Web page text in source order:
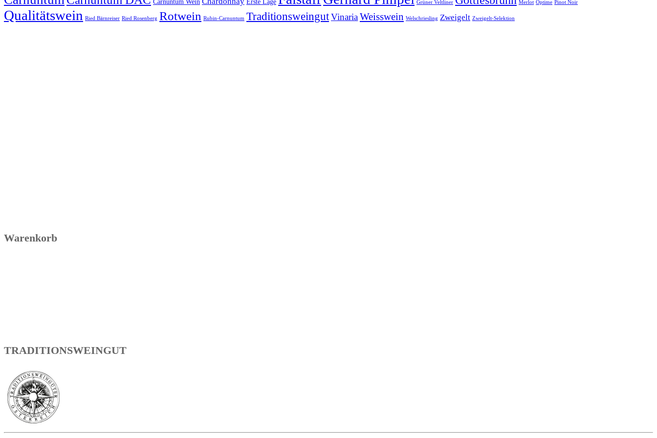
Carnuntum Wein Erste Lage Grüner Veltliner Merlot Optime Pinot Noir
Qualitätswein Ried Bärnreiser Ried Rosenberg Rotwein Rubin-Carnuntum TraditionsweingutVinariaWeisswein Welschriesling Zweigelt Zweigelt-Selektion
Warenkorb
TRADITIONSWEINGUT